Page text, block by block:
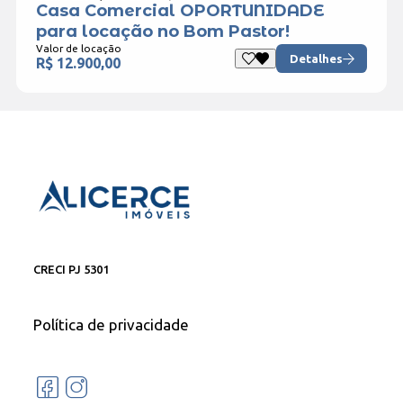
Casa Comercial OPORTUNIDADE
para locação no Bom Pastor!
Valor de locação
R$ 12.900,00 Detalhes
CRECI PJ 5301
Política de privacidade